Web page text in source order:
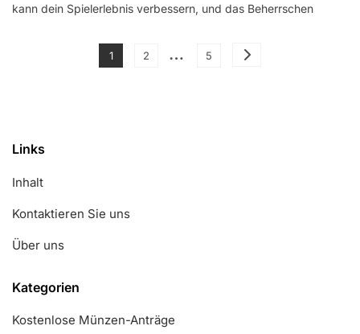
Expertenstrategien,
Charakterauswahl
kann dein Spielerlebnis verbessern, und das Beherrschen
Posts
Page
1 Page
2 … Page
5
Links
Inhalt
Kontaktieren Sie uns
Über uns
Kategorien
Kostenlose Münzen-Anträge